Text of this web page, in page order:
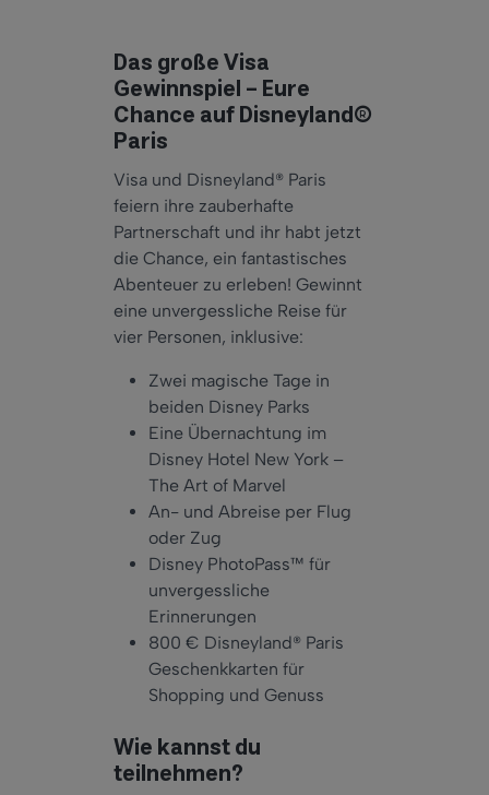
Das große Visa
Gewinnspiel – Eure
Chance auf Disneyland®
Paris
Visa und Disneyland® Paris
feiern ihre zauberhafte
Partnerschaft und ihr habt jetzt
die Chance, ein fantastisches
Abenteuer zu erleben! Gewinnt
eine unvergessliche Reise für
vier Personen, inklusive:
Zwei magische Tage in
beiden Disney Parks
Eine Übernachtung im
Disney Hotel New York –
The Art of Marvel
An- und Abreise per Flug
oder Zug
Disney PhotoPass™ für
unvergessliche
Erinnerungen
800 € Disneyland® Paris
Geschenkkarten für
Shopping und Genuss
Wie kannst du
teilnehmen?